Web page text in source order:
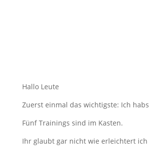
Hallo Leute
Zuerst einmal das wichtigste: Ich
Fünf Trainings sind im Kasten.
Ihr glaubt gar nicht wie erleichtert